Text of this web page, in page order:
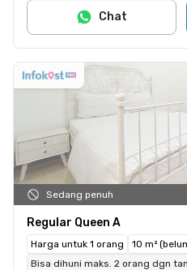
Chat
Sedang penuh
Regular Queen A
Harga untuk 1 orang
10 m²
Bisa dihuni maks. 2 orang dgn